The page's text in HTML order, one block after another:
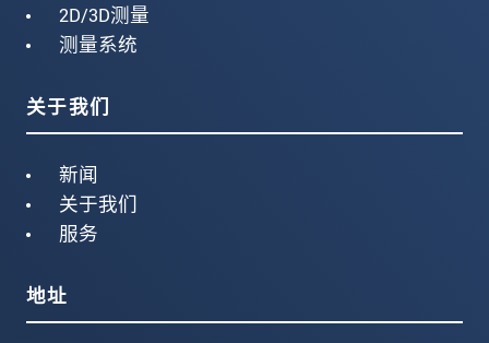
2D/3D测量
测量系统
关于我们
新闻
关于我们
服务
地址